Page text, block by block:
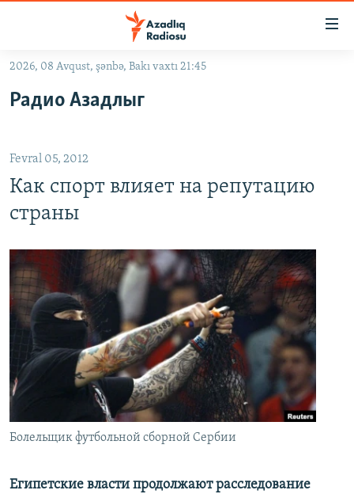
Əsas
qayıt
qayıt
Axtarışa
#İZAHLA
QANUNI DOĞRU
ARAŞDIRMA
MULTIMEDIA
VIDEO
FOTOQALEREYA
İNFOQRAFIKA
RADIO ARXIV
OXU ZALI
AZƏRBAYCAN ƏDƏBIYYATI KITABXANASI
İSLAM VƏ DEMOKRATIYA
HAQQIMIZDA
MISSIYAMIZ
PEŞƏ ETIKASI VƏ JURNALISTIKA STANDARTLARIMIZ
BIZIMLƏ ƏLAQƏ
BIZI IZLƏ
2026, 08 Avqust, şənbə, Bakı vaxtı 21:45
Радио Азадлыг
Fevral 05, 2012
Как спорт влияет на репутацию
страны
Болельщик футбольной сборной Сербии
Египетские власти продолжают расследование